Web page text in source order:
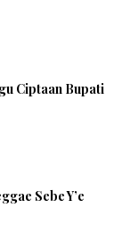
Ciptaan Bupati
Sebe Y’e